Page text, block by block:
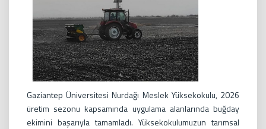
Gaziantep Üniversitesi Nurdağı Meslek Yüksekokulu, 2026
üretim sezonu kapsamında uygulama alanlarında buğday
ekimini başarıyla tamamladı. Yüksekokulumuzun tarımsal